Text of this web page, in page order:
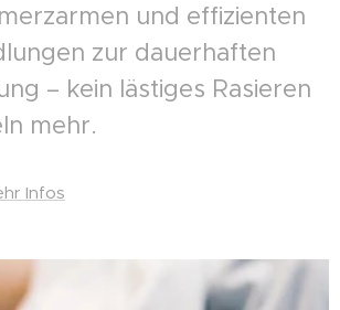
und effizienten
zur dauerhaften
– kein lästiges Rasieren
mehr.
Infos